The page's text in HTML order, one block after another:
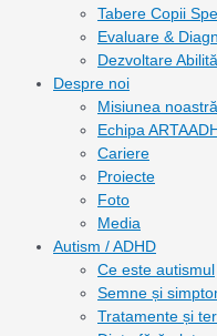
Tabere Copii
Evaluare &
Dezvoltare
Despre noi
Misiunea noastră
Echipa
Cariere
Proiecte
Foto
Media
Autism / ADHD
Ce este autismul
Semne și
Tratamente și